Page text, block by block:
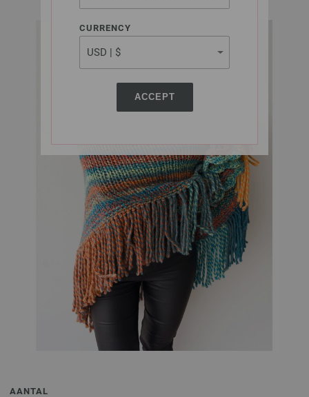
of America
CURRENCY
ACCEPT
AANTAL